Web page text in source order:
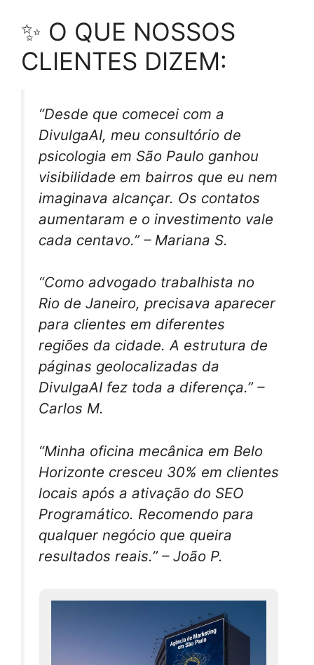
✨ O QUE NOSSOS
CLIENTES DIZEM:
“Desde que comecei com a
DivulgaAI, meu consultório de
psicologia em São Paulo ganhou
visibilidade em bairros que eu nem
imaginava alcançar. Os contatos
aumentaram e o investimento vale
cada centavo.” – Mariana S.
“Como advogado trabalhista no
Rio de Janeiro, precisava aparecer
para clientes em diferentes
regiões da cidade. A estrutura de
páginas geolocalizadas da
DivulgaAI fez toda a diferença.” –
Carlos M.
“Minha oficina mecânica em Belo
Horizonte cresceu 30% em clientes
locais após a ativação do SEO
Programático. Recomendo para
qualquer negócio que queira
resultados reais.” – João P.